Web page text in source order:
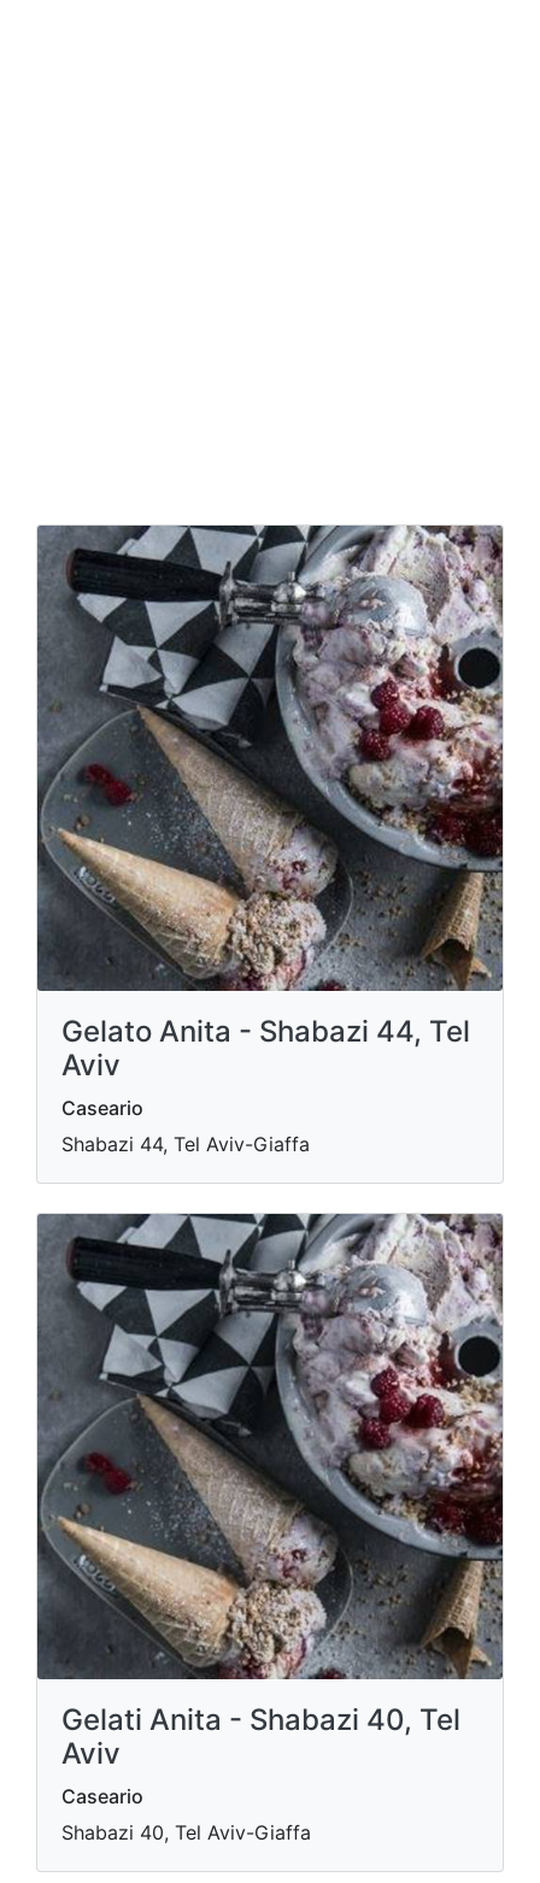
Gelato Anita - Shabazi 44, Tel
Aviv
Caseario
Shabazi 44, Tel Aviv-Giaffa
Gelati Anita - Shabazi 40, Tel
Aviv
Caseario
Shabazi 40, Tel Aviv-Giaffa